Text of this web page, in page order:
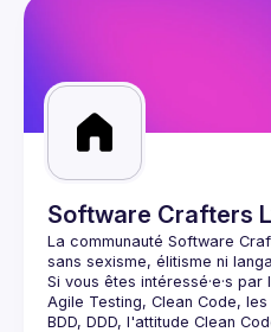
Guilds
Software Crafters
La communauté Software
sans sexisme, élitisme ni
Si vous êtes intéressé·e·s
Agile Testing, Clean Code,
BDD, DDD, l'attitude Clean